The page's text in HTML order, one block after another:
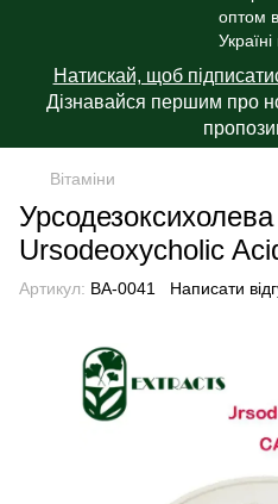
Натискай, щоб
Дізнавайся першим про
Вітаміни
Ursodeoxycholic
Артикул: BA-0041 Написати